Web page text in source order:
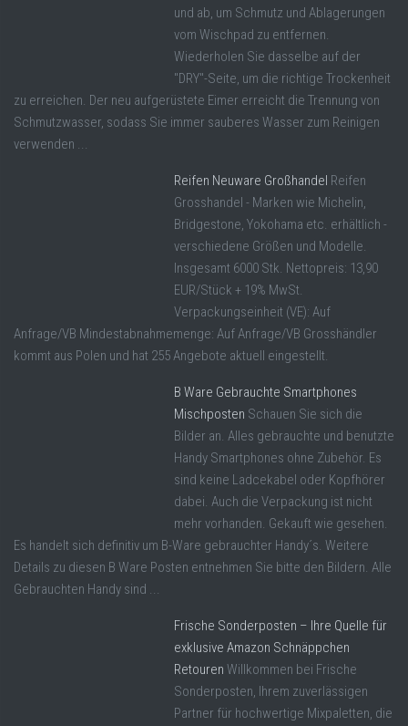
und ab, um Schmutz und Ablagerungen
vom Wischpad zu entfernen.
Wiederholen Sie dasselbe auf der
"DRY"-Seite, um die richtige Trockenheit
zu erreichen. Der neu aufgerüstete Eimer erreicht die Trennung von
Schmutzwasser, sodass Sie immer sauberes Wasser zum Reinigen
verwenden ...
Reifen Neuware Großhandel Reifen
Grosshandel - Marken wie Michelin,
Bridgestone, Yokohama etc. erhältlich -
verschiedene Größen und Modelle.
Insgesamt 6000 Stk. Nettopreis: 13,90
EUR/Stück + 19% MwSt.
Verpackungseinheit (VE): Auf
Anfrage/VB Mindestabnahmemenge: Auf Anfrage/VB Grosshändler
kommt aus Polen und hat 255 Angebote aktuell eingestellt.
B Ware Gebrauchte Smartphones
Mischposten Schauen Sie sich die
Bilder an. Alles gebrauchte und benutzte
Handy Smartphones ohne Zubehör. Es
sind keine Ladcekabel oder Kopfhörer
dabei. Auch die Verpackung ist nicht
mehr vorhanden. Gekauft wie gesehen.
Es handelt sich definitiv um B-Ware gebrauchter Handy´s. Weitere
Details zu diesen B Ware Posten entnehmen Sie bitte den Bildern. Alle
Gebrauchten Handy sind ...
Frische Sonderposten – Ihre Quelle für
exklusive Amazon Schnäppchen
Retouren Willkommen bei Frische
Sonderposten, Ihrem zuverlässigen
Partner für hochwertige Mixpaletten, die